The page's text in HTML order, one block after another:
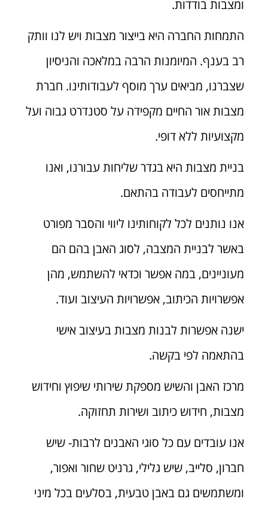
ומצבות בודדות.
התמחות החברה היא בייצור מצבות ויש לנו וותק
רב בענף. המיומנות הרבה במלאכה והניסיון
שצברנו, מביאים ערך מוסף לעבודותינו. חברת
מצבות אור החיים מקפידה על סטנדרט גבוה ועל
מקצועיות ללא דופי.
בניית מצבות היא בגדר שליחות עבורנו, ואנו
מתייחסים לעבודה בהתאם.
אנו נותנים לכל לקוחותינו ליווי והסבר מפורט
באשר לבניית המצבה, לסוג האבן בהם הם
מעוניינים, במה אפשר וכדאי להשתמש, מהן
אפשרויות הכיתוב, אפשרויות העיצוב ועוד.
ישנה אפשרות לבנות מצבות בעיצוב אישי
בהתאמה לפי בקשה.
מרכז האבן והשיש מספקת שירותי שיפוץ וחידוש
מצבות, חידוש כיתוב ושירות תחזוקה.
אנו עובדים עם כל סוגי האבנים לרבות- שיש
חברון, סלייב, שיש גלילי, גרניט שחור ואפור,
ומשתמשים גם באבן טבעית, בסלעים בכל מיני